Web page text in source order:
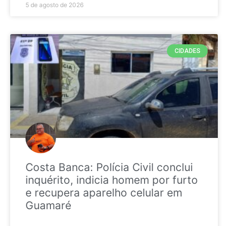
5 de agosto de 2026
CIDADES
Costa Banca: Polícia Civil conclui
inquérito, indicia homem por furto
e recupera aparelho celular em
Guamaré